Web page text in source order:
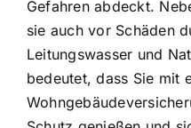
Gefahren abdeckt.
sie auch vor Schäden
Leitungswasser und
bedeutet, dass Sie mit